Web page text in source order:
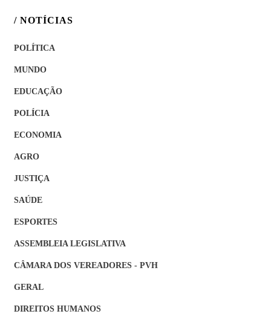
/ NOTÍCIAS
POLÍTICA
MUNDO
EDUCAÇÃO
POLÍCIA
ECONOMIA
AGRO
JUSTIÇA
SAÚDE
ESPORTES
ASSEMBLEIA LEGISLATIVA
CÂMARA DOS VEREADORES - PVH
GERAL
DIREITOS HUMANOS